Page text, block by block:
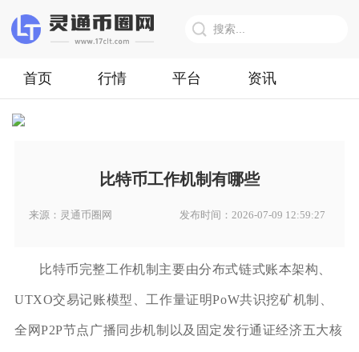
首页 行情 平台 资讯
比特币工作机制有哪些
来源：灵通币圈网 发布时间：2026-07-09 12:59:27
比特币完整工作机制主要由分布式链式账本架构、
UTXO交易记账模型、工作量证明PoW共识挖矿机制、
全网P2P节点广播同步机制以及固定发行通证经济五大核